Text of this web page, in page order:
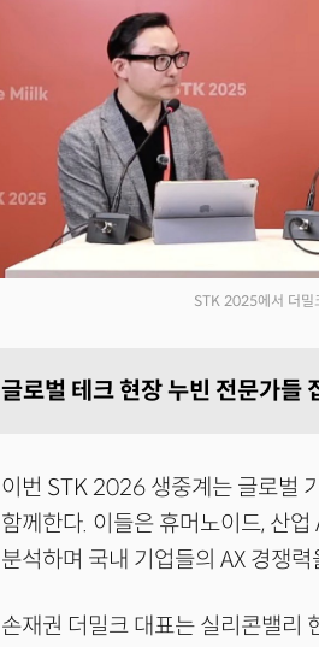
STK 2025에서 더밀
글로벌 테크 현장 누빈 전문가
이번 STK 2026 생중계는 글로벌
함께한다. 이들은 휴머노이드, 산
분석하며 국내 기업들의 AX 경쟁
손재권 더밀크 대표는 실리콘밸리